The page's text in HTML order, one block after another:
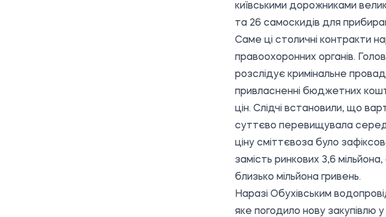
київськими дорожниками
та 26 самоскидів для
Саме ці столичні контракти
правоохоронних органів.
розслідує кримінальне
привласненні бюджетних
цін. Слідчі встановили, що
суттєво перевищувала
ціну сміттєвоза було
замість ринкових 3,6
близько мільйона гривень.
Наразі Обухівським
яке погодило нову закупівлю